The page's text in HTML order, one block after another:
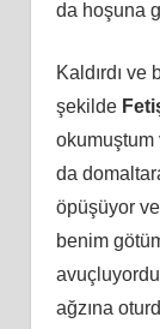
da hoşuna
Kaldırdı ve
şekilde
okumuştum
da
öpüşüyor
benim
ağzına